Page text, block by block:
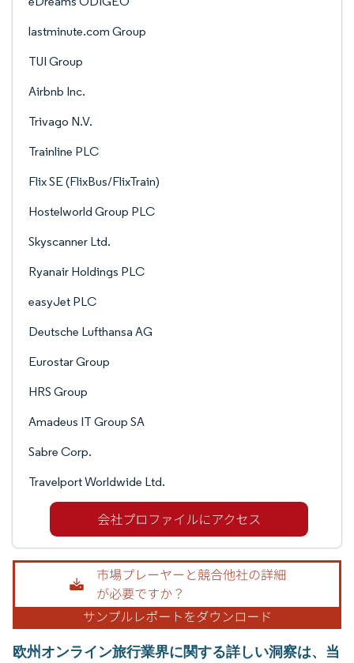
lastminute.com Group
TUI Group
Airbnb Inc.
Trivago N.V.
Trainline PLC
Flix SE (FlixBus/FlixTrain)
Hostelworld Group PLC
Skyscanner Ltd.
Ryanair Holdings PLC
easyJet PLC
Deutsche Lufthansa AG
Eurostar Group
HRS Group
Amadeus IT Group SA
Sabre Corp.
Travelport Worldwide Ltd.
欧州オンライン旅行業界に関する詳しい洞察は、当